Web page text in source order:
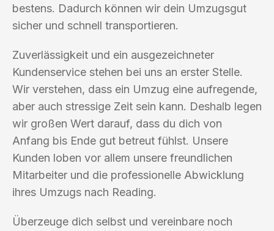
bestens. Dadurch können wir dein Umzugsgut
sicher und schnell transportieren.
Zuverlässigkeit und ein ausgezeichneter
Kundenservice stehen bei uns an erster Stelle.
Wir verstehen, dass ein Umzug eine aufregende,
aber auch stressige Zeit sein kann. Deshalb legen
wir großen Wert darauf, dass du dich von
Anfang bis Ende gut betreut fühlst. Unsere
Kunden loben vor allem unsere freundlichen
Mitarbeiter und die professionelle Abwicklung
ihres Umzugs nach Reading.
Überzeuge dich selbst und vereinbare noch